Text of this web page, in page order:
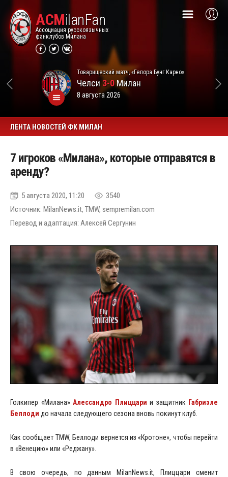
ACMilanFan
Ассоциация русскоязычных
фанклубов Милана
Товарищеский матч, «Гелора Бунг Карно»
Челси3-0Милан
8 августа 2026
ЛЕНТА НОВОСТЕЙ ФК МИЛАН
7 игроков «Милана», которые отправятся в
аренду?
5 августа 2020, 11:20
3540
Источник: MilanNews.it, TMW, sempremilan.com
Перевод и адаптация: Алексей Сергунин
Голкипер «Милана» Алессандро Плиццари и защитник Габриэле
Беллоди до начала следующего сезона вновь покинут клуб.
Как сообщает TMW, Беллоди вернется из «Кротоне», чтобы перейти
в «Венецию» или «Реджану».
В свою очередь, по данным MilanNews.it, Плиццари сменит